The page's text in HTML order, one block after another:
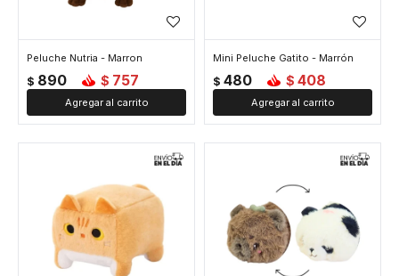
Peluche Nutria - Marron
$ 890 $ 757
Mini Peluche Gatito - Marrón
$ 480 $ 408